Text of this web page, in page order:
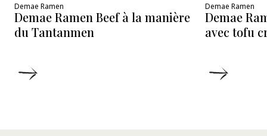
Demae Ramen
Demae Ramen Beef à la manière
du Tantanmen
Demae Ramen
Demae
avec tofu